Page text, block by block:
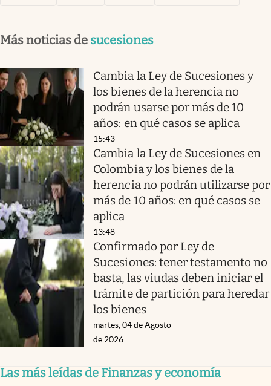
Más noticias de sucesiones
Cambia la Ley de Sucesiones y
los bienes de la herencia no
podrán usarse por más de 10
años: en qué casos se aplica
15:43
Cambia la Ley de Sucesiones en
Colombia y los bienes de la
herencia no podrán utilizarse por
más de 10 años: en qué casos se
aplica
13:48
Confirmado por Ley de
Sucesiones: tener testamento no
basta, las viudas deben iniciar el
trámite de partición para heredar
los bienes
martes, 04 de Agosto
de 2026
Las más leídas de Finanzas y economía